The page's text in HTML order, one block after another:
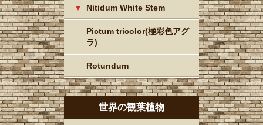
Nitidum White Stem
Pictum tricolor(極彩色アグ
ラ)
Rotundum
世界の観葉植物